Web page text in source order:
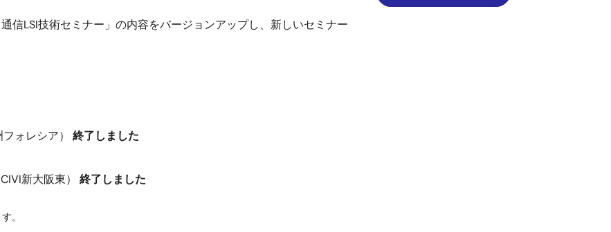
信LSI技術セミナー」の内容をバージョンアップし、新しいセミナー
ォレシア） 終了しました
新大阪東） 終了しました
。